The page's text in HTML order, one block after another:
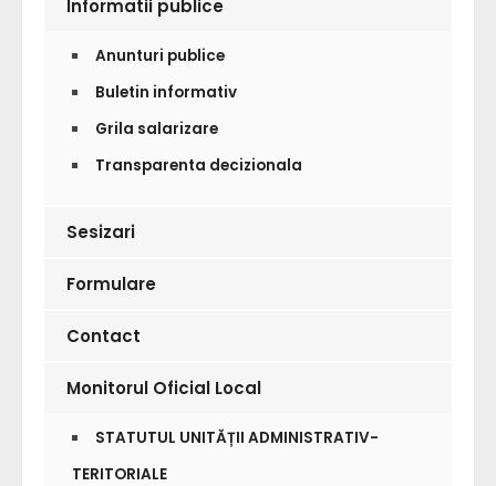
Informatii publice
Anunturi publice
Buletin informativ
Grila salarizare
Transparenta decizionala
Sesizari
Formulare
Contact
Monitorul Oficial Local
STATUTUL UNITĂȚII ADMINISTRATIV-
TERITORIALE